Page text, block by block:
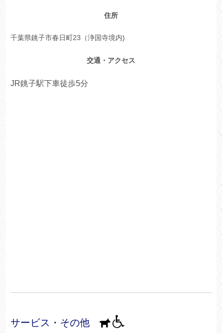
住所
千葉県銚子市春日町23（浄国寺境内)
交通・アクセス
JR銚子駅下車徒歩5分
サービス・その他